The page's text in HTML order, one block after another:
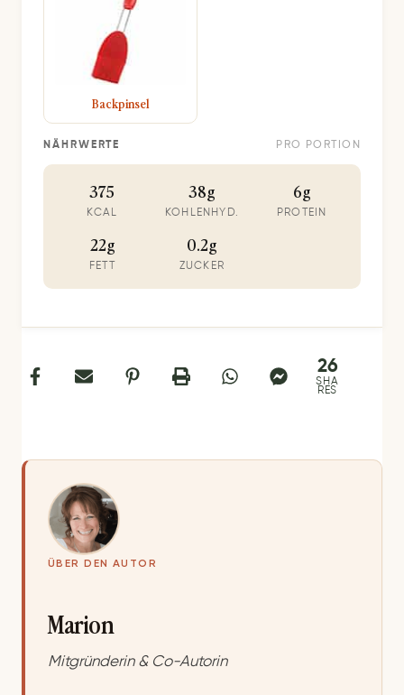
Backpinsel
NÄHRWERTE PRO PORTION
375
KCAL
38g
KOHLENHYD.
6g
PROTEIN
22g
FETT
0.2g
ZUCKER
26
SHA
RES
ÜBER DEN AUTOR
Marion
Mitgründerin & Co-Autorin